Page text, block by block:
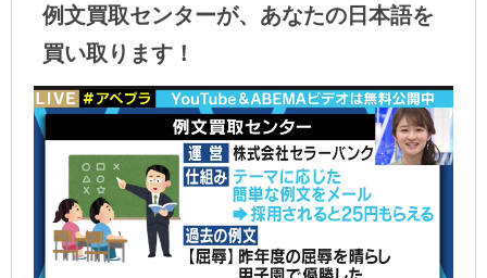
例文買取センターが、あなたの日本語を
買い取ります！